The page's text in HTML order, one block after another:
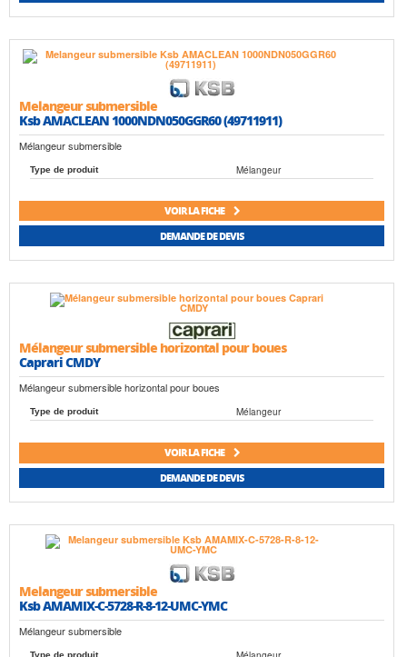
Melangeur submersible
Ksb AMACLEAN 1000NDN050GGR60 (49711911)
Mélangeur submersible
Type de produit Mélangeur
VOIR LA FICHE
DEMANDE DE DEVIS
Mélangeur submersible horizontal pour boues
Caprari CMDY
Mélangeur submersible horizontal pour boues
Type de produit Mélangeur
VOIR LA FICHE
DEMANDE DE DEVIS
Melangeur submersible
Ksb AMAMIX-C-5728-R-8-12-UMC-YMC
Mélangeur submersible